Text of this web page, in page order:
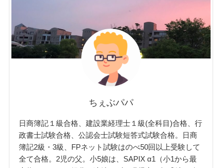
ちぇぶパパ
日商簿記１級合格、建設業経理士１級(全科目)合格、行
政書士試験合格、公認会士試験短答式試験合格。日商
簿記2級・3級、FPネット試験はのべ50回以上受験して
全て合格。2児の父。小5娘は、SAPIX α1（小1から最